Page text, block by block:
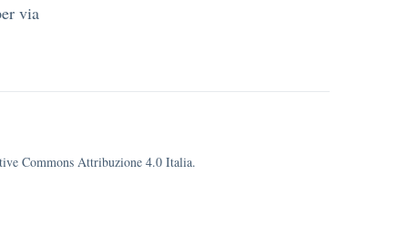
via
Commons Attribuzione 4.0 Italia.